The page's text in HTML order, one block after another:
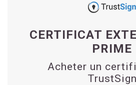
CERTIFICAT
PRIME
Acheter un
TrustSign